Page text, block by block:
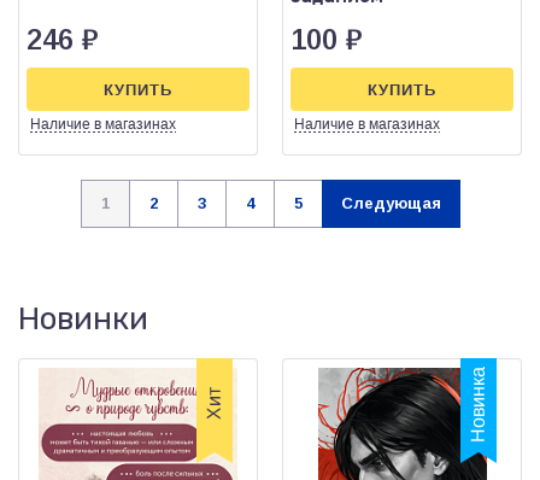
246 ₽
Наличие в магазинах
КУПИТЬ
100 ₽
Наличие в магазинах
КУПИТЬ
1 2 3 4 5 Следующая
Новинки